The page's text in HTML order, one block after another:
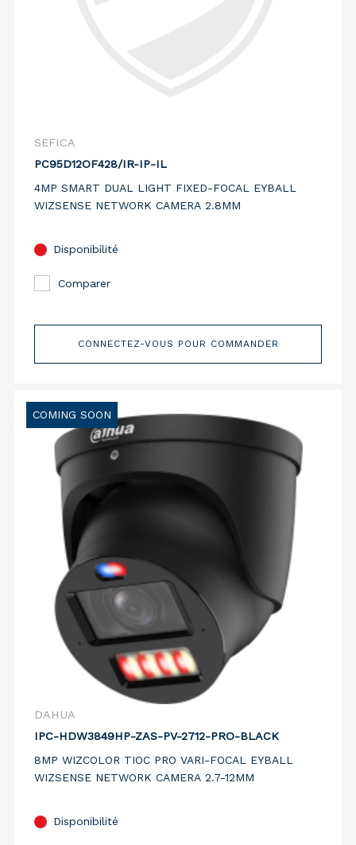
SEFICA
PC95D12OF428/IR-IP-IL
4MP SMART DUAL LIGHT FIXED-FOCAL EYBALL
WIZSENSE NETWORK CAMERA 2.8MM
Disponibilité
Comparer
CONNECTEZ-VOUS POUR COMMANDER
COMING SOON
DAHUA
IPC-HDW3849HP-ZAS-PV-2712-PRO-BLACK
8MP WIZCOLOR TIOC PRO VARI-FOCAL EYBALL
WIZSENSE NETWORK CAMERA 2.7-12MM
Disponibilité